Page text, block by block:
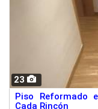
23
Piso Reformado
Cada Rincón